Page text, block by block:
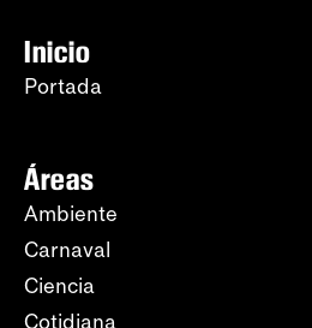
Inicio
Portada
Áreas
Ambiente
Carnaval
Ciencia
Cotidiana